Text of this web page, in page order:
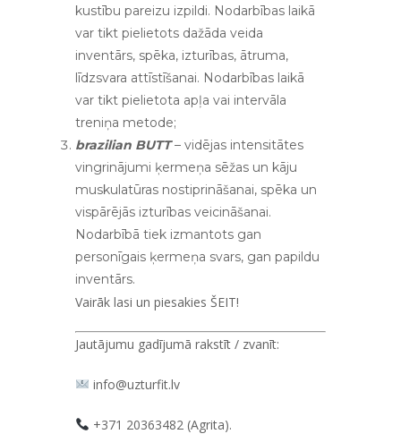
kustību pareizu izpildi. Nodarbības laikā
var tikt pielietots dažāda veida
inventārs, spēka, izturības, ātruma,
līdzsvara attīstīšanai. Nodarbības laikā
var tikt pielietota apļa vai intervāla
treniņa metode;
brazilian BUTT– vidējas intensitātes
vingrinājumi ķermeņa sēžas un kāju
muskulatūras nostiprināšanai, spēka un
vispārējās izturības veicināšanai.
Nodarbībā tiek izmantots gan
personīgais ķermeņa svars, gan papildu
inventārs.
Vairāk lasi un piesakies ŠEIT!
Jautājumu gadījumā rakstīt / zvanīt:
info@uzturfit.lv
+371 20363482 (Agrita).